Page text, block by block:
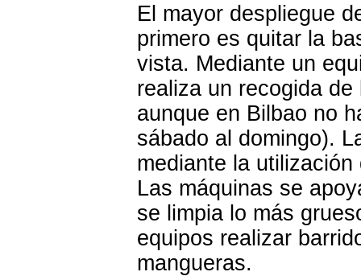
El mayor despliegue
primero es quitar la
vista. Mediante un
realiza un recogida
aunque en Bilbao no
sábado al domingo).
mediante la
Las máquinas se
se limpia lo más
equipos realizar
mangueras.